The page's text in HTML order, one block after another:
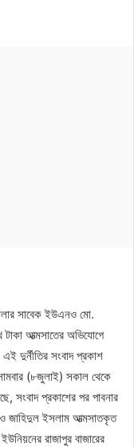
সাবেক ইউএনও মো.
আত্মসাতের অভিযোগে
দুর্নীতির সংবাদ প্রকাশ
(৮জুলাই) সকাল থেকে
সংবাদ প্রকাশের পর পাবনার
জাহিদুল ইসলাম আত্মসাতকৃত
রাজাপুর বাজারের